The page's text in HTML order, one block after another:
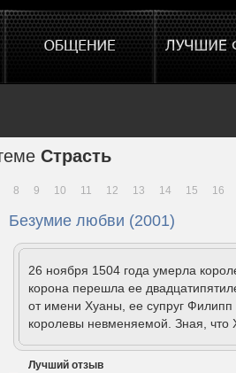
Страсть
8 9 10 11 12 13 14 15 16
Безумие любви (2001)
26 ноября 1504 года умерла
корона перешла ее
от имени Хуаны, ее супруг
королевы невменяемой. Зная, что
Лучший отзыв